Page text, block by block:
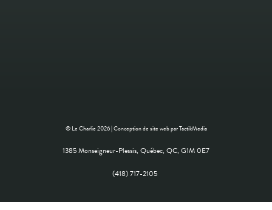
© Le Charlie 2026 |Conception de site webpar TactikMedia
1385 Monseigneur-Plessis, Québec, QC, G1M 0E7
(418) 717-2105